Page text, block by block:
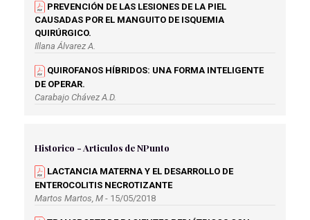
PREVENCIÓN DE LAS LESIONES DE LA PIEL
CAUSADAS POR EL MANGUITO DE ISQUEMIA
QUIRÚRGICO.
Illana Álvarez A.
QUIROFANOS HÍBRIDOS: UNA FORMA INTELIGENTE
DE OPERAR.
Carabajo Chávez A.D.
Fernández Rodríguez A.
RECOMENDACIONES Y ABORDAJE DE ENFERMERÍA A
PACIENTES MASTECTOMIZADAS.
Álvarez Torres E.M.
Historico - Articulos de NPunto
LACTANCIA MATERNA Y EL DESARROLLO DE
ENTEROCOLITIS NECROTIZANTE
Martos Martos, M - 15/05/2018